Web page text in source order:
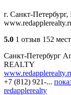
г. Санкт-
5.0 1 отзыв 152
Санкт-Петербург
REALTY
+7 (812) 921-...
redapplerealty